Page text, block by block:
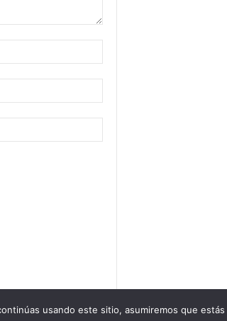
Aviso legal Politica de Privacidad Política de cookies
usando este sitio, asumiremos que